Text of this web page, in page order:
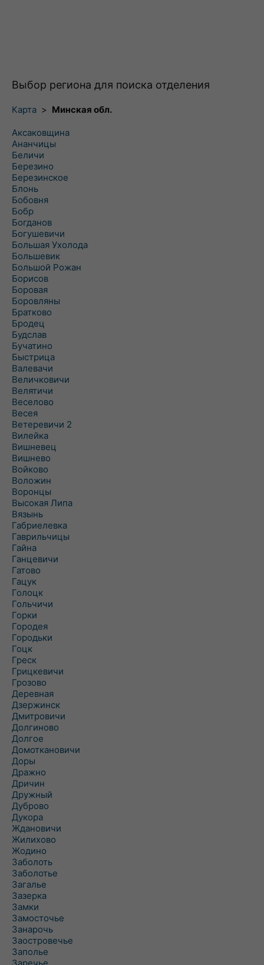
Выбор региона для поиска отделения
Карта > Минская обл.
Аксаковщина
Ананчицы
Беличи
Березино
Березинское
Блонь
Бобовня
Бобр
Богданов
Богушевичи
Большая Ухолода
Большевик
Большой Рожан
Борисов
Боровая
Боровляны
Братково
Бродец
Будслав
Бучатино
Быстрица
Валевачи
Величковичи
Велятичи
Веселово
Весея
Ветеревичи 2
Вилейка
Вишневец
Вишнево
Войково
Воложин
Воронцы
Высокая Липа
Вязынь
Габриелевка
Гаврильчицы
Гайна
Ганцевичи
Гатово
Гацук
Голоцк
Гольчичи
Горки
Городея
Городьки
Гоцк
Греск
Грицкевичи
Грозово
Деревная
Дзержинск
Дмитровичи
Долгиново
Долгое
Домоткановичи
Доры
Дражно
Дричин
Дружный
Дуброво
Дукора
Ждановичи
Жилихово
Жодино
Заболоть
Заболотье
Загалье
Зазерка
Замки
Замосточье
Занарочь
Заостровечье
Заполье